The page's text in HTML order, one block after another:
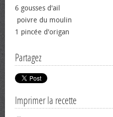
6 gousses d'ail
poivre du moulin
1 pincée d'origan
Partagez
Imprimer la recette